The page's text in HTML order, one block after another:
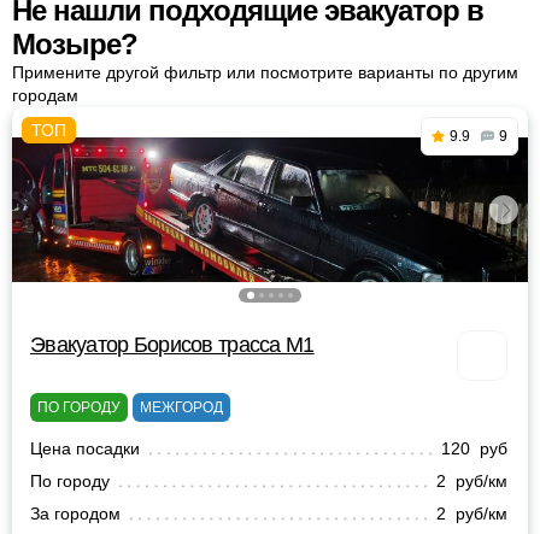
Не нашли подходящие эвакуатор в
Мозыре?
Примените другой фильтр или посмотрите варианты по другим
городам
9.9 9
Эвакуатор Борисов трасса М1
ПО ГОРОДУ МЕЖГОРОД
Цена посадки
120 руб
По городу
2 руб/км
За городом
2 руб/км